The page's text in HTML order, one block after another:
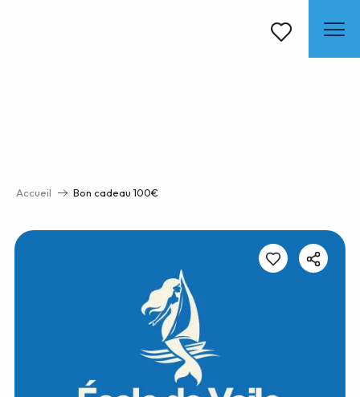
Voir les favoris
Accueil Bon cadeau 100€